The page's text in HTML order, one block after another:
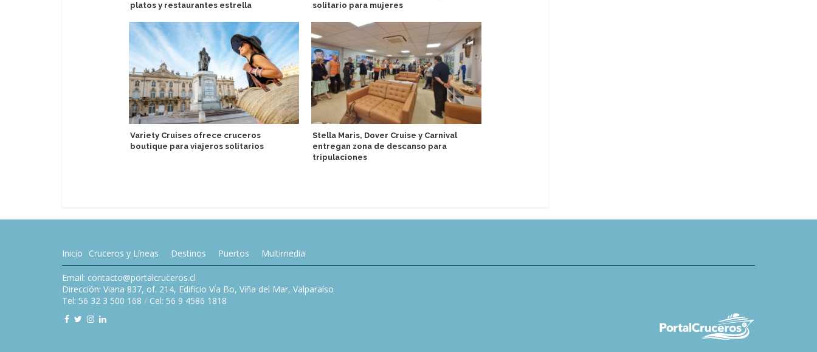
platos y restaurantes estrella
Variety Cruises ofrece cruceros
boutique para viajeros solitarios
solitario para mujeres
Stella Maris, Dover Cruise y Carnival
entregan zona de descanso para
tripulaciones
Inicio Cruceros y Líneas Destinos Puertos Multimedia
Email: contacto@portalcruceros.cl
Dirección: Viana 837, of. 214, Edificio Vía Bo, Viña del Mar, Valparaíso
Tel: 56 32 3 500 168 / Cel: 56 9 4586 1818